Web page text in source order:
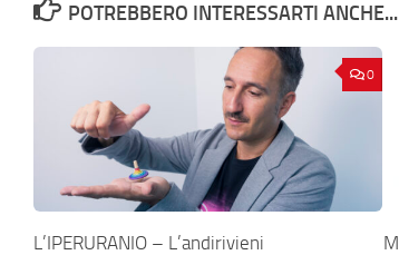
POTREBBERO INTERESSARTI ANCHE...
0
L’IPERURANIO – L’andirivieni